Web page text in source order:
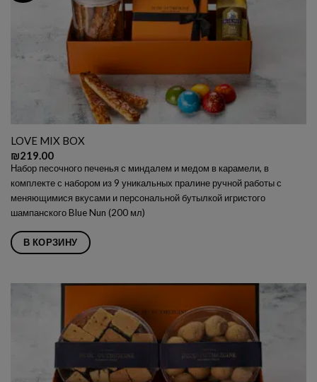
LOVE MIX BOX
₪219.00
Набор песочного печенья с миндалем и медом в карамели, в
комплекте с набором из 9 уникальных пралине ручной работы с
меняющимися вкусами и персональной бутылкой игристого
шампанского Blue Nun (200 мл)
В КОРЗИНУ